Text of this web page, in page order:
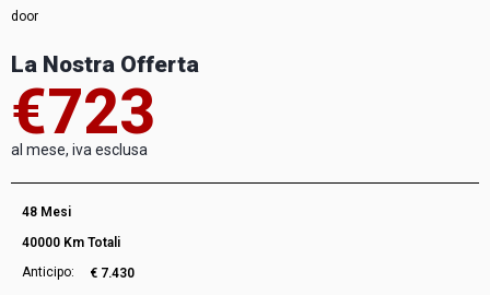
door
La Nostra Offerta
€723
al mese, iva esclusa
48 Mesi
40000 Km Totali
Anticipo:
€ 7.430